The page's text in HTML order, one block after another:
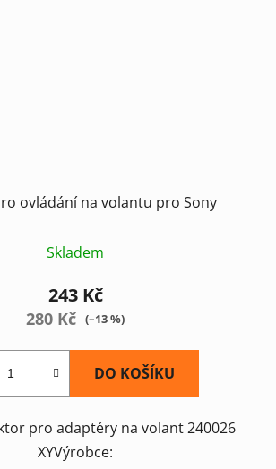
ovládání na volantu pro Sony
Skladem
243 Kč
280 Kč (–13 %)
DO KOŠÍKU
pro adaptéry na volant 240026
XYVýrobce: